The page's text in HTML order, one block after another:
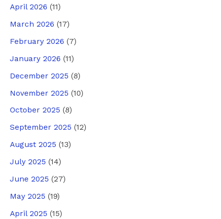
April 2026 (11)
March 2026 (17)
February 2026 (7)
January 2026 (11)
December 2025 (8)
November 2025 (10)
October 2025 (8)
September 2025 (12)
August 2025 (13)
July 2025 (14)
June 2025 (27)
May 2025 (19)
April 2025 (15)